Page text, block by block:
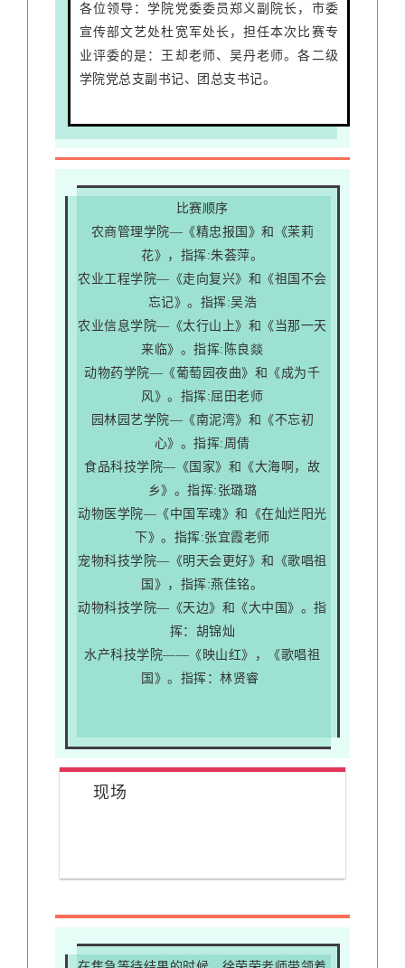
各位领导：学院党委委员郑义副院长，市委
宣传部文艺处杜宽军处长，担任本次比赛专
业评委的是：王却老师、吴丹老师。各二级
学院党总支副书记、团总支书记。
比赛顺序
农商管理学院—《精忠报国》和《茉莉
花》，指挥:朱荟萍。
农业工程学院—《走向复兴》和《祖国不会
忘记》。指挥:吴浩
农业信息学院—《太行山上》和《当那一天
来临》。指挥:陈良燚
动物药学院—《葡萄园夜曲》和《成为千
风》。指挥:屈田老师
园林园艺学院—《南泥湾》和《不忘初
心》。指挥:周倩
食品科技学院—《国家》和《大海啊，故
乡》。指挥:张璐璐
动物医学院—《中国军魂》和《在灿烂阳光
下》。指挥:张宜霞老师
宠物科技学院—《明天会更好》和《歌唱祖
国》，指挥:燕佳铭。
动物科技学院—《天边》和《大中国》。指
挥：胡锦灿
水产科技学院——《映山红》，《歌唱祖
国》。指挥：林贤睿
现场